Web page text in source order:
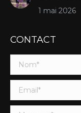
1 mai 2026
CONTACT